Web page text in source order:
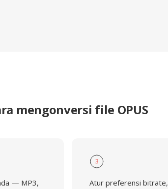
mengonversi file OPUS
— MP3,
3
Atur preferensi bitrate,